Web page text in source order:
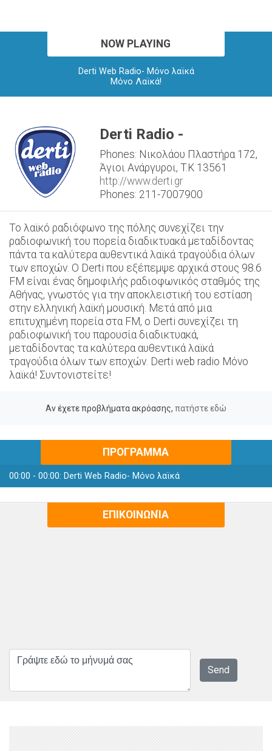
NOW PLAYING
Derti Web Radio- Μόνο λαϊκά
Μόνο Λαϊκά!
Derti Radio -
Phones: Νικολάου Πλαστήρα 172,
Άγιοι Ανάργυροι, T.K 13561
http://www.derti.gr
Phones: 211-7007900
Το λαϊκό ραδιόφωνο της πόλης συνεχίζει την
ραδιοφωνική του πορεία διαδικτυακά μεταδίδοντας
πάντα τα καλύτερα αυθεντικά λαϊκά τραγούδια όλων
των εποχών. Ο Derti που εξέπεμψε αρχικά στους 98.6
FM είναι ένας δημοφιλής ραδιοφωνικός σταθμός της
Αθήνας, γνωστός για την αποκλειστική του εστίαση
στην ελληνική λαϊκή μουσική. Μετά από μια
επιτυχημένη πορεία στα FM, ο Derti συνεχίζει τη
ραδιοφωνική του παρουσία διαδικτυακά,
μεταδίδοντας τα καλύτερα αυθεντικά λαϊκά
τραγούδια όλων των εποχών. Derti web radio Μόνο
λαϊκά! Συντονιστείτε!
Αν έχετε προβλήματα ακρόασης, πατήστε εδώ
ΠΡΟΓΡΑΜΜΑ
00:00 - 00:00: Derti Web Radio- Μόνο λαϊκά
ΕΠΙΚΟΙΝΩΝΊΑ
Send